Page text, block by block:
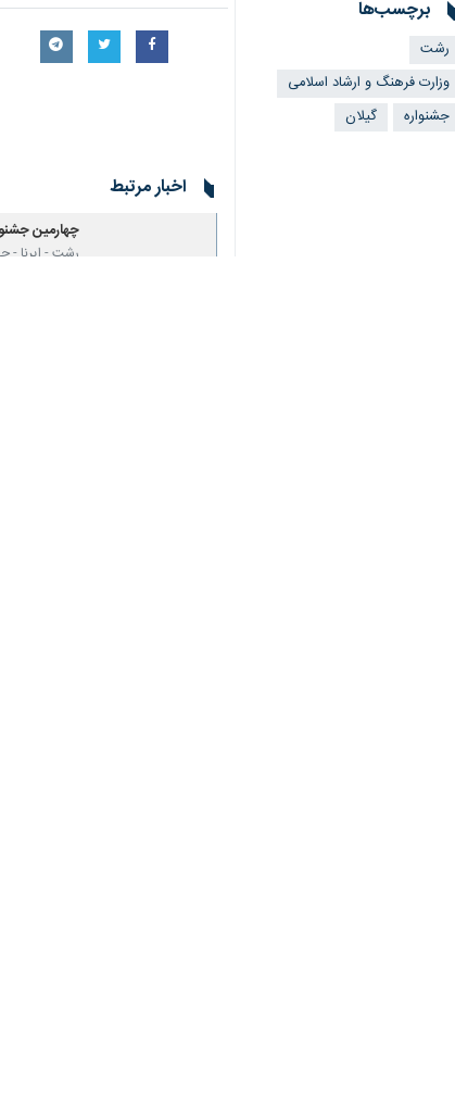
برچسب‌ها
رشت
وزارت فرهنگ و ارشاد اسلامی
جشنواره
گیلان
اخبار مرتبط
چهارمین
رشت - ایرنا -